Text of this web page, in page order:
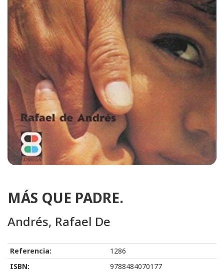
MÁS QUE PADRE.
Andrés, Rafael De
Referencia:
1286
ISBN:
9788484070177